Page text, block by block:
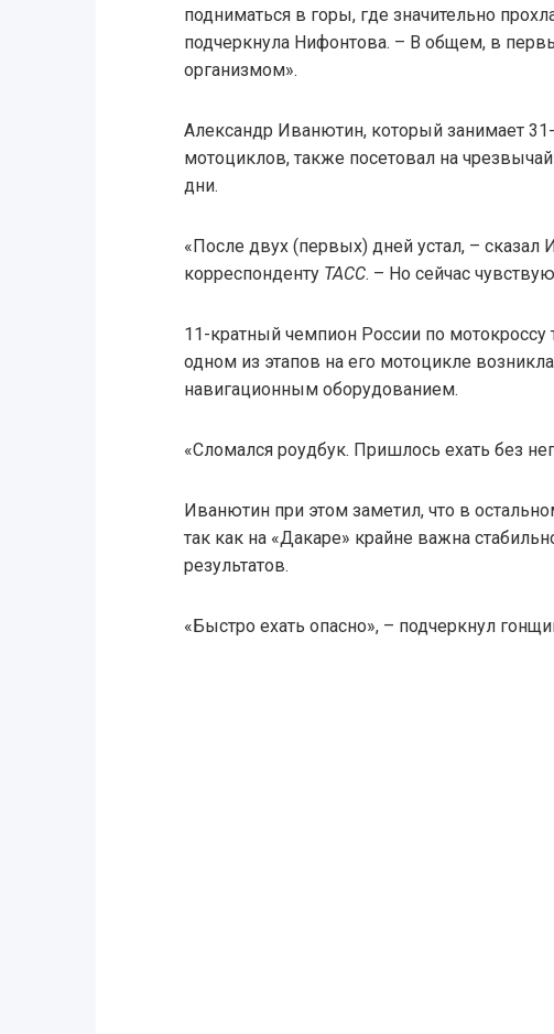
подниматься в горы, где значительно
подчеркнула Нифонтова. – В общем, в
организмом».
Александр Иванютин, который занимает
мотоциклов, также посетовал на
дни.
«После двух (первых) дней устал, – сказал
корреспонденту ТАСС. – Но сейчас
11-кратный чемпион России по мотокроссу
одном из этапов на его мотоцикле
навигационным оборудованием.
«Сломался роудбук. Пришлось ехать без
Иванютин при этом заметил, что в
так как на «Дакаре» крайне важна
результатов.
«Быстро ехать опасно», – подчеркнул